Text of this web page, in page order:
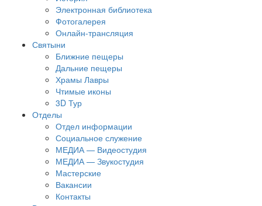
Электронная библиотека
Фотогалерея
Онлайн-трансляция
Святыни
Ближние пещеры
Дальние пещеры
Храмы Лавры
Чтимые иконы
3D Тур
Отделы
Отдел информации
Социальное служение
МЕДИА — Видеостудия
МЕДИА — Звукостудия
Мастерские
Вакансии
Контакты